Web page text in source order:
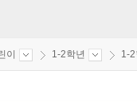
이 1-2학년 1-